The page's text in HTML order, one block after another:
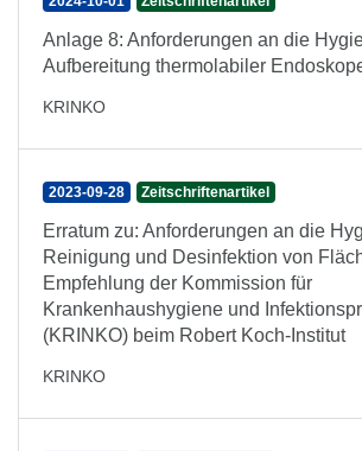
Anlage 8: Anforderungen an die
Aufbereitung thermolabiler
KRINKO
2023-09-28 Zeitschriftenartikel
Erratum zu: Anforderungen an die
Reinigung und Desinfektion von
Empfehlung der Kommission für
Krankenhaushygiene und
(KRINKO) beim Robert Koch-Institut
KRINKO